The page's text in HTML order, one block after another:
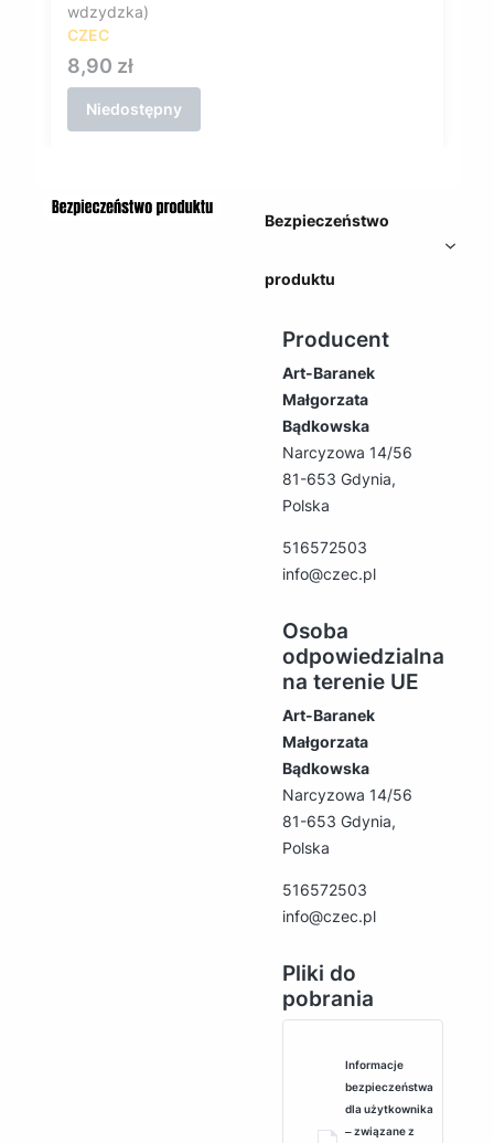
wdzydzka)
CZEC
Cena
8,90 zł
Niedostępny
Bezpieczeństwo
produktu
Producent
Art-Baranek
Małgorzata
Bądkowska
Narcyzowa 14/56
81-653 Gdynia,
Polska
516572503
info@czec.pl
Osoba
odpowiedzialna
na terenie UE
Art-Baranek
Małgorzata
Bądkowska
Narcyzowa 14/56
81-653 Gdynia,
Polska
516572503
info@czec.pl
Pliki do
pobrania
Informacje
bezpieczeństwa
dla użytkownika
‒ związane z